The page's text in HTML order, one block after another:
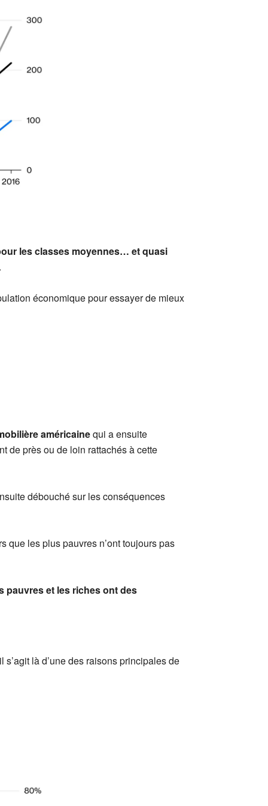
les classes moyennes… et quasi
économique pour essayer de mieux
américainequi a ensuite
de près ou de loin rattachés à cette
débouché sur les conséquences
que les plus pauvres n’ont toujours pas
pauvres et les riches ont des
là d’une des raisons principales de